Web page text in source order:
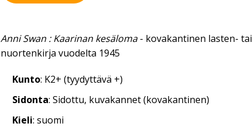
Anni Swan : Kaarinan kesäloma- kovakantinen lasten- tai
nuortenkirja vuodelta 1945
Kunto: K2+ (tyydyttävä +)
Sidonta: Sidottu, kuvakannet (kovakantinen)
Kieli: suomi